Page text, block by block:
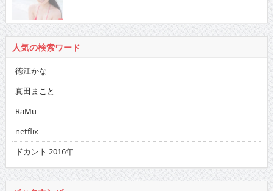
人気の検索ワード
徳江かな
真田まこと
RaMu
netflix
ドカント 2016年